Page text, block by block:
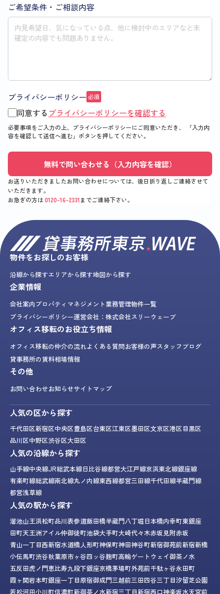
ご希望条件・ご相談内容
プライバシーポリシー 必須
同意する プライバシーポリシーを確認する
必要事項をご入力の上、プライバシーポリシーにご同意いただき、
「入力内
容を確認して送信へ進む」 ボタンを押してください。
無料で問い合わせる（入力内容を確認）
お送りいただきましたお問い合わせについては、後日折り返しご連絡させて
いただきます。
お急ぎの方は0120-16-2331 までご連絡下さい。
物件をお探しのお客様
沿線から探すエリアから探す地図から探す
企業情報
会社案内プロパティマネジメント業務管理物件一覧
プライバシーポリシー運営会社：株式会社スリーウェーブ
オフィス移転のお役立ち情報
オフィス移転の仲介の流れよくある質問お客様の声スタッフブログ
貸事務所の賃料相場情報
その他
お問い合わせお知らせサイトマップ
人気の区から探す
千代田区新宿区中央区豊島区台東区江東区墨田区文京区港区目黒区
品川区中野区渋谷区大田区
人気の沿線から探す
山手線中央線JR総武本線日比谷線都営大江戸線京浜東北線銀座線
有楽町線総武線南北線丸ノ内線東西線都営三田線千代田線半蔵門線
都営浅草線
人気の駅から探す
溜池山王浜松町品川表参道飯田橋半蔵門八丁堀日本橋内幸町東銀座
田町天王洲アイル仲御徒町池袋大手町大崎代々木赤坂見附赤坂
青山一丁目西新宿水道橋人形町神保町神田神谷町新宿御苑前新宿新橋
小伝馬町渋谷秋葉原市ヶ谷四ッ谷麹町高輪ゲートウェイ御茶ノ水
五反田虎ノ門恵比寿九段下銀座京橋茅場町外苑前千駄ヶ谷永田町
霞ヶ関岩本町銀座一丁目原宿御成門三越前三田四谷三丁目汐留芝公園
若松河田小川町信濃町新御茶ノ水新宿三丁目新宿西口神楽坂水天宮前